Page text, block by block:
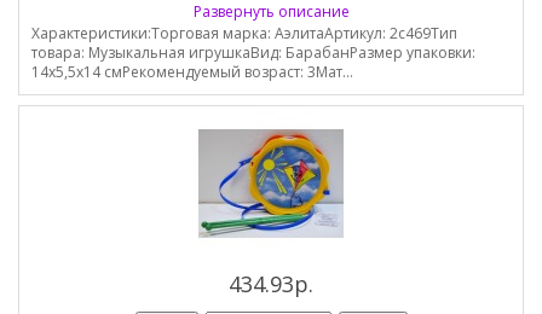
Развернуть описание
Характеристики:Торговая марка: АэлитаАртикул: 2с469Тип
товара: Музыкальная игрушкаВид: БарабанРазмер упаковки:
14х5,5х14 смРекомендуемый возраст: 3Мат...
434.93р.